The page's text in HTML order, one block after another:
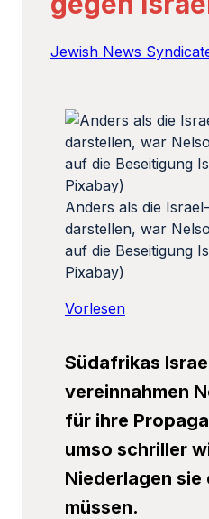
Jewish News
Anders als die
darstellen, war
auf die Beseitigung
Pixabay)
Vorlesen
Südafrikas
vereinnahmen
für ihre
umso schriller
Niederlagen sie
müssen.